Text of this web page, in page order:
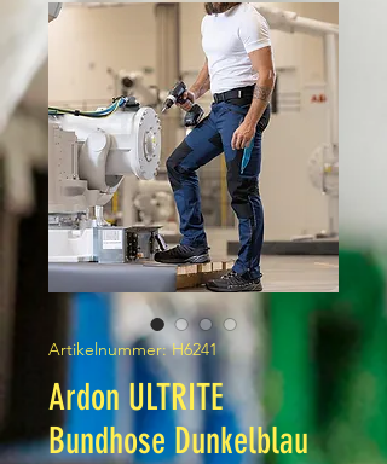
Artikelnummer: H6241
Ardon ULTRITE
Bundhose Dunkelblau